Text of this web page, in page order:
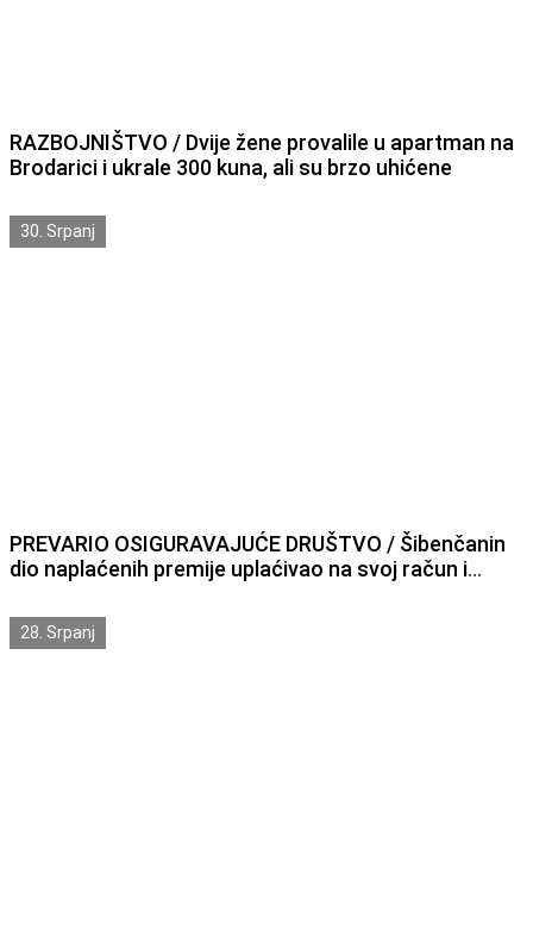
RAZBOJNIŠTVO / Dvije žene provalile u apartman na
Brodarici i ukrale 300 kuna, ali su brzo uhićene
30. Srpanj
PREVARIO OSIGURAVAJUĆE DRUŠTVO / Šibenčanin
dio naplaćenih premije uplaćivao na svoj račun i
kuna
28. Srpanj